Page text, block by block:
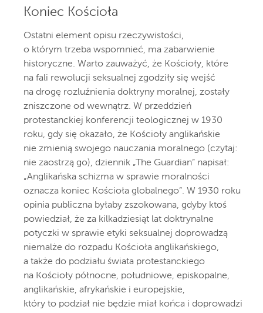
Koniec Kościoła
Ostatni element opisu rzeczywistości,
o którym trzeba wspomnieć, ma zabarwienie
historyczne. Warto zauważyć, że Kościoły, które
na fali rewolucji seksualnej zgodziły się wejść
na drogę rozluźnienia doktryny moralnej, zostały
zniszczone od wewnątrz. W przeddzień
protestanckiej konferencji teologicznej w 1930
roku, gdy się okazało, że Kościoły anglikańskie
nie zmienią swojego nauczania moralnego (czytaj:
nie zaostrzą go), dziennik „The Guardian” napisał:
„Anglikańska schizma w sprawie moralności
oznacza koniec Kościoła globalnego”. W 1930 roku
opinia publiczna byłaby zszokowana, gdyby ktoś
powiedział, że za kilkadziesiąt lat doktrynalne
potyczki w sprawie etyki seksualnej doprowadzą
niemalże do rozpadu Kościoła anglikańskiego,
a także do podziału świata protestanckiego
na Kościoły północne, południowe, episkopalne,
anglikańskie, afrykańskie i europejskie,
który to podział nie będzie miał końca i doprowadzi